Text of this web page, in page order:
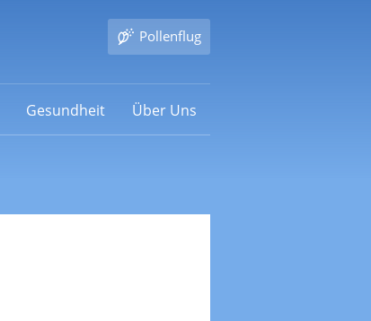
Pollenflug
Gesundheit Über Uns